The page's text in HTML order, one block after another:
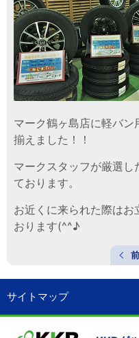
マーク鶴ヶ島店に軽バ
揃えました！！
マークスタッフが厳選
ております。
お近くに来られた際は
おります(^^♪
サイトマップ